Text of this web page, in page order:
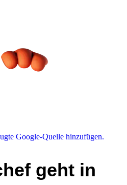
Google-Quelle hinzufügen.
geht in